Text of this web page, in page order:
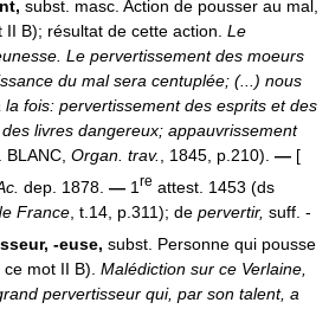
subst. masc. Action de pousser au mal,
II B); résultat de cette action. Le
Le pervertissement des moeurs
du mal sera centuplée; (...) nous
fois: pervertissement des esprits et des
livres dangereux; appauvrissement
BLANC, Organ. trav., 1845, p.210). — [
dep. 1878. — 1 re attest. 1453 (ds
France , t.14, p.311); de pervertir, suff. -
-euse, subst. Personne qui pousse
ce mot II B). Malédiction sur ce Verlaine,
pervertisseur qui, par son talent, a